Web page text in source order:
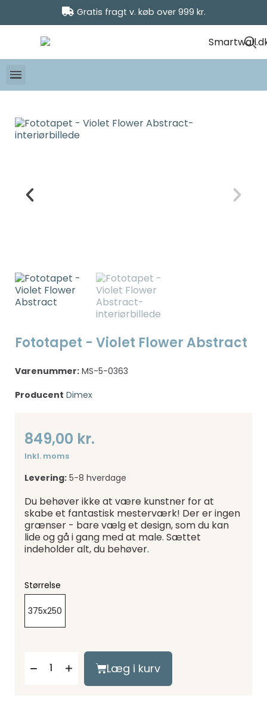
Gratis fragt v. køb over 999 kr.
Fototapet - Violet Flower Abstract
Varenummer: MS-5-0363
Producent Dimex
849,00 kr.
Inkl. moms
Levering: 5-8 hverdage
Du behøver ikke at være kunstner for at
skabe et fantastisk mesterværk! Der er ingen
grænser - bare vælg et design, som du kan
lide og gå i gang med at male. Sættet
indeholder alt, du behøver.
Størrelse
375x250
Læg i kurv